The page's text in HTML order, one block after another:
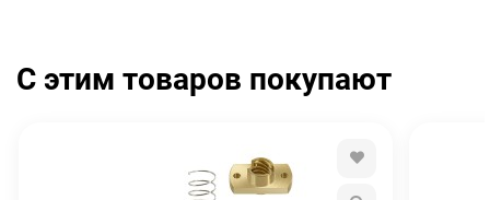
С этим товаров покупают